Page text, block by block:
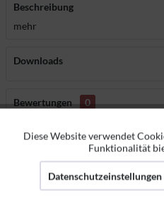
Beschreibung
mehr
Downloads
Bewertungen
0
Herstellerangaben
Funktionale
Marketing
Diese Website verwendet
Funktionalität
Datenschutzeinstellungen